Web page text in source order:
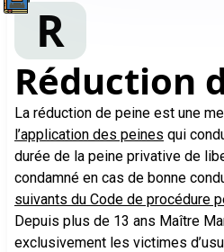
R
Réduction
La réduction de peine est une
l’application des peines qui
durée de la peine privative de
condamné en cas de bonne
suivants du Code de procédure
Depuis plus de 13 ans Maître
exclusivement les victimes